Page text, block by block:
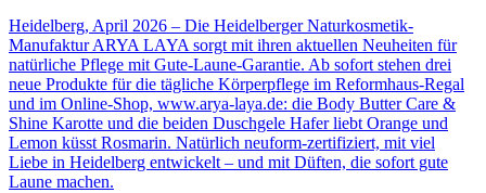
Heidelberg, April 2026 – Die Heidelberger Naturkosmetik-
Manufaktur ARYA LAYA sorgt mit ihren aktuellen Neuheiten für
natürliche Pflege mit Gute-Laune-Garantie. Ab sofort stehen drei
neue Produkte für die tägliche Körperpflege im Reformhaus-Regal
und im Online-Shop, www.arya-laya.de: die Body Butter Care &
Shine Karotte und die beiden Duschgele Hafer liebt Orange und
Lemon küsst Rosmarin. Natürlich neuform-zertifiziert, mit viel
Liebe in Heidelberg entwickelt – und mit Düften, die sofort gute
Laune machen.